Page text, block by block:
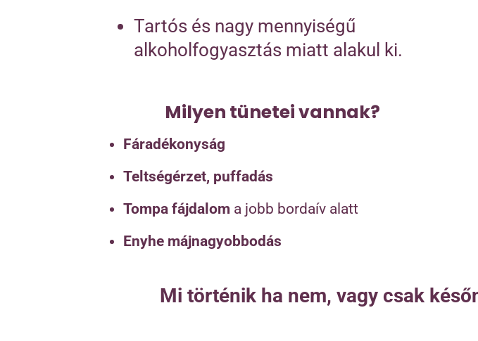
Tartós és nagy mennyiségű
alkoholfogyasztás miatt alakul ki.
Milyen tünetei vannak?
Fáradékonyság
Teltségérzet, puffadás
Tompa fájdalom a jobb bordaív alatt
Enyhe májnagyobbodás
Mi történik ha nem, vagy csak